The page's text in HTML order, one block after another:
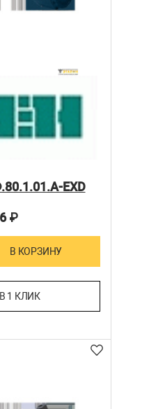
ЕХD
₽
В КОРЗИНУ
1 КЛИК